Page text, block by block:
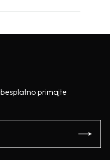
primajte